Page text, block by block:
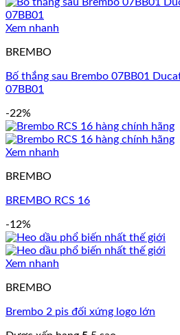
Xem nhanh
BREMBO
Bố thắng sau Brembo 07BB01
07BB01
-22%
Xem nhanh
BREMBO
BREMBO RCS 16
-12%
Xem nhanh
BREMBO
Brembo 2 pis đối xứng logo lớn